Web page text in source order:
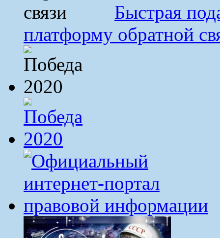
Быстрая
платформу обратной